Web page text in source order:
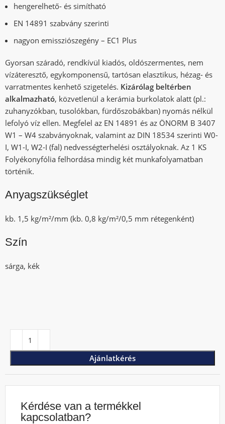
hengerelhető- és simítható
EN 14891 szabvány szerinti
nagyon emissziószegény – EC1 Plus
Gyorsan száradó, rendkívül kiadós, oldószermentes, nem
vízáteresztő, egykomponensű, tartósan elasztikus, hézag- és
varratmentes kenhető szigetelés. Kizárólag beltérben
alkalmazható, közvetlenül a kerámia burkolatok alatt (pl.:
zuhanyzókban, tusolókban, fürdőszobákban) nyomás nélkül
lefolyó víz ellen. Megfelel az EN 14891 és az ÖNORM B 3407
W1 – W4 szabványoknak, valamint az DIN 18534 szerinti W0-
I, W1-I, W2-I (fal) nedvességterhelési osztályoknak. Az 1 KS
Folyékonyfólia felhordása mindig két munkafolyamatban
történik.
Anyagszükséglet
kb. 1,5 kg/m²/mm (kb. 0,8 kg/m²/0,5 mm rétegenként)
Szín
sárga, kék
Ajánlatkérés
Kérdése van a termékkel
kapcsolatban?